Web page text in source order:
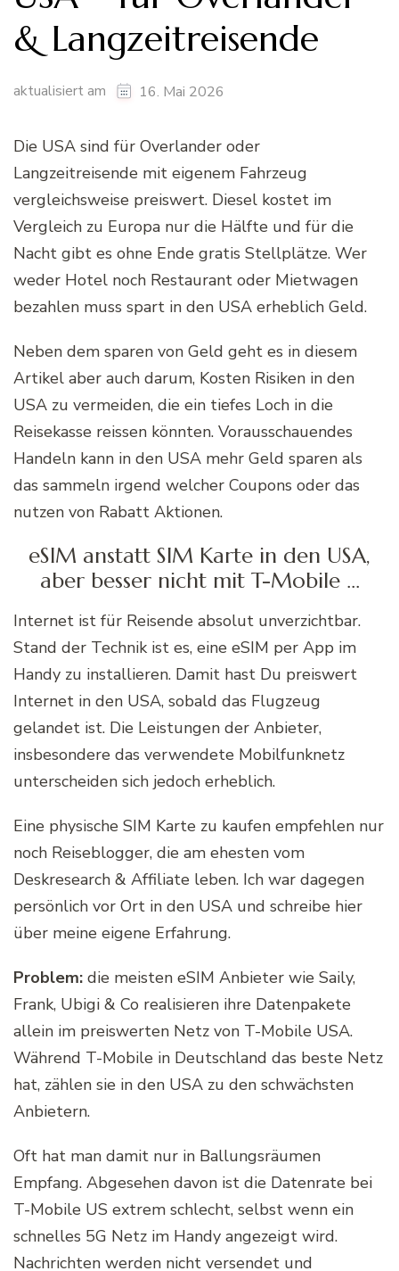
& Langzeitreisende
aktualisiert am 16. Mai 2026
Die USA sind für Overlander oder
Langzeitreisende mit eigenem Fahrzeug
vergleichsweise preiswert. Diesel kostet im
Vergleich zu Europa nur die Hälfte und für die
Nacht gibt es ohne Ende gratis Stellplätze. Wer
weder Hotel noch Restaurant oder Mietwagen
bezahlen muss spart in den USA erheblich Geld.
Neben dem sparen von Geld geht es in diesem
Artikel aber auch darum, Kosten Risiken in den
USA zu vermeiden, die ein tiefes Loch in die
Reisekasse reissen könnten. Vorausschauendes
Handeln kann in den USA mehr Geld sparen als
das sammeln irgend welcher Coupons oder das
nutzen von Rabatt Aktionen.
eSIM anstatt SIM Karte in den USA,
aber besser nicht mit T-Mobile …
Internet ist für Reisende absolut unverzichtbar.
Stand der Technik ist es, eine eSIM per App im
Handy zu installieren. Damit hast Du preiswert
Internet in den USA, sobald das Flugzeug
gelandet ist. Die Leistungen der Anbieter,
insbesondere das verwendete Mobilfunknetz
unterscheiden sich jedoch erheblich.
Eine physische SIM Karte zu kaufen empfehlen nur
noch Reiseblogger, die am ehesten vom
Deskresearch & Affiliate leben. Ich war dagegen
persönlich vor Ort in den USA und schreibe hier
über meine eigene Erfahrung.
Problem: die meisten eSIM Anbieter wie Saily,
Frank, Ubigi & Co realisieren ihre Datenpakete
allein im preiswerten Netz von T-Mobile USA.
Während T-Mobile in Deutschland das beste Netz
hat, zählen sie in den USA zu den schwächsten
Anbietern.
Oft hat man damit nur in Ballungsräumen
Empfang. Abgesehen davon ist die Datenrate bei
T-Mobile US extrem schlecht, selbst wenn ein
schnelles 5G Netz im Handy angezeigt wird.
Nachrichten werden nicht versendet und